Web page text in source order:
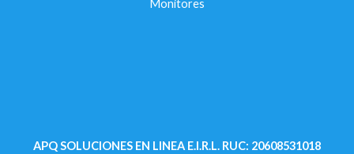
Monitores
APQ SOLUCIONES EN LINEA E.I.R.L. RUC: 20608531018